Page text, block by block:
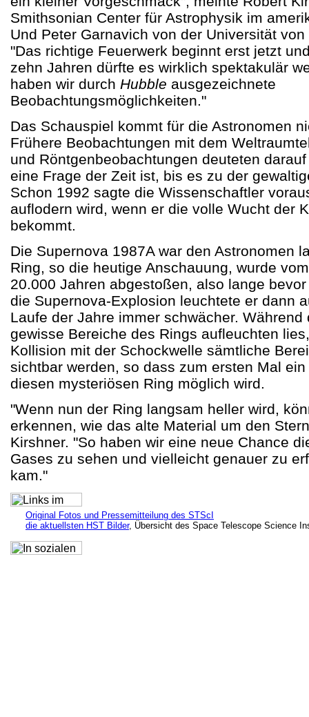
Smithsonian Center für Astrophysik im
Und Peter Garnavich von der Universität
"Das richtige Feuerwerk beginnt erst jetzt
zehn Jahren dürfte es wirklich spektakulär
haben wir durch Hubble ausgezeichnete
Beobachtungsmöglichkeiten."
Das Schauspiel kommt für die Astronomen
Frühere Beobachtungen mit dem
und Röntgenbeobachtungen deuteten
eine Frage der Zeit ist, bis es zu der
Schon 1992 sagte die Wissenschaftler
auflodern wird, wenn er die volle Wucht der
bekommt.
Die Supernova 1987A war den Astronomen
Ring, so die heutige Anschauung, wurde
20.000 Jahren abgestoßen, also lange
die Supernova-Explosion leuchtete er dann
Laufe der Jahre immer schwächer. Während
gewisse Bereiche des Rings aufleuchten
Kollision mit der Schockwelle sämtliche
sichtbar werden, so dass zum ersten Mal
diesen mysteriösen Ring möglich wird.
"Wenn nun der Ring langsam heller wird,
erkennen, wie das alte Material um den
Kirshner. "So haben wir eine neue Chance
Gases zu sehen und vielleicht genauer zu
kam."
Original Fotos und Pressemitteilung des STScI
die aktuellsten HST Bilder, Übersicht des Space Telescope Science